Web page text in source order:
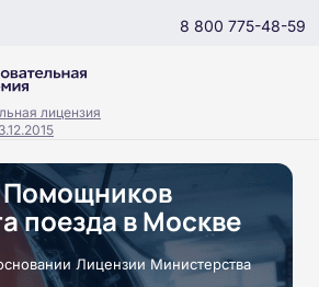
8 800 775-48-59
лицензия
поезда в Москве
Лицензии Министерства